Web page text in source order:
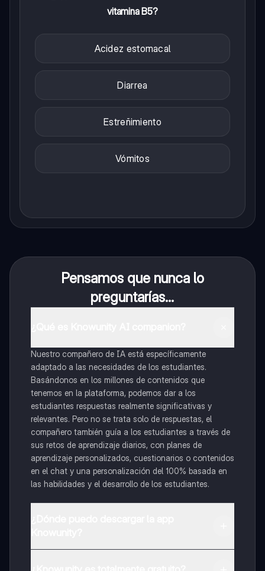
vitamina B5?
Acidez estomacal
Diarrea
Estreñimiento
Vómitos
Pensamos que nunca lo
preguntarías...
Nuestro compañero de IA está específicamente
adaptado a las necesidades de los estudiantes.
Basándonos en los millones de contenidos que
tenemos en la plataforma, podemos dar a los
estudiantes respuestas realmente significativas y
relevantes. Pero no se trata solo de respuestas, el
compañero también guía a los estudiantes a través de
sus retos de aprendizaje diarios, con planes de
aprendizaje personalizados, cuestionarios o contenidos
en el chat y una personalización del 100% basada en
las habilidades y el desarrollo de los estudiantes.